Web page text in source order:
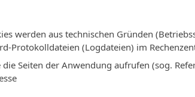
werden aus technischen Gründen
Protokolldateien (Logdateien) im
die Seiten der Anwendung aufrufen (sog.